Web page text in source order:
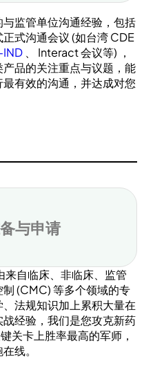
监管单位沟通经验，包括
式沟通会议 (如台湾 CDE
IND 、 Interact 会议等) ，
品的关注重点与议题，能
有效的沟通，并达成对您
与申请
自临床、非临床、监管
(CMC) 等多个领域的专
法规知识加上累积大量在
经验，我们是您攻克新药
关卡上胜率最高的军师，
线。